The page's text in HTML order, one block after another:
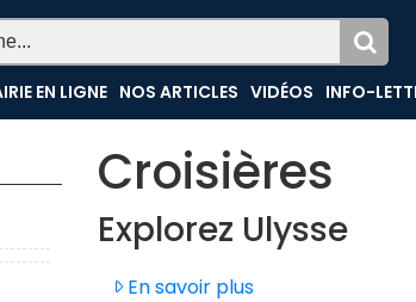
EN LIGNE NOS ARTICLES VIDÉOS INFO-
Croisières
Explorez Ulysse
En savoir plus